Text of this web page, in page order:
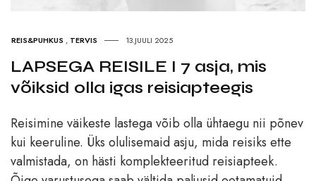
REIS&PUHKUS , TERVIS 13.JUULI 2025
LAPSEGA REISILE I 7 asja, mis
võiksid olla igas reisiapteegis
Reisimine väikeste lastega võib olla ühtaegu nii põnev
kui keeruline. Üks olulisemaid asju, mida reisiks ette
valmistada, on hästi komplekteeritud reisiapteek.